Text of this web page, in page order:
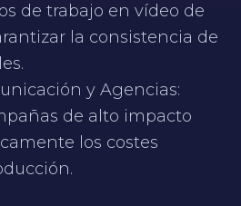
de trabajo en vídeo de
la consistencia de
y Agencias:
de alto impacto
los costes